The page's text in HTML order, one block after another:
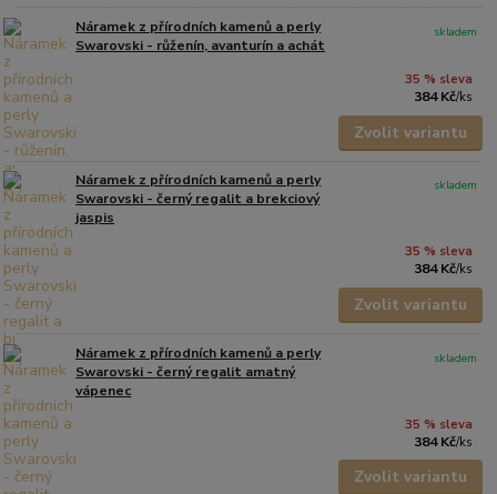
Náramek z přírodních kamenů a perly
Swarovski - růženín, avanturín a achát
35 % sleva
384 Kč/ks
skladem
Zvolit variantu
Náramek z přírodních kamenů a perly
Swarovski - černý regalit a brekciový
jaspis
35 % sleva
384 Kč/ks
skladem
Zvolit variantu
Náramek z přírodních kamenů a perly
Swarovski - černý regalit amatný
vápenec
35 % sleva
384 Kč/ks
skladem
Zvolit variantu